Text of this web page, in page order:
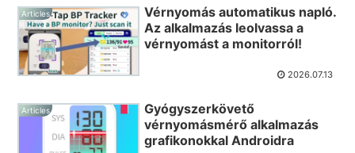
Articles
Vérnyomás automatikus napló.
Az alkalmazás leolvassa a
vérnyomást a monitorról!
2026.07.13
Articles
Gyógyszerkövető
vérnyomásmérő alkalmazás
grafikonokkal Androidra